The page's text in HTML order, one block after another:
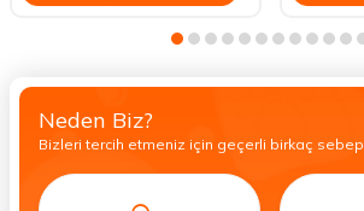
Neden Biz?
Bizleri tercih etmeniz için geçerli birkaç sebep.